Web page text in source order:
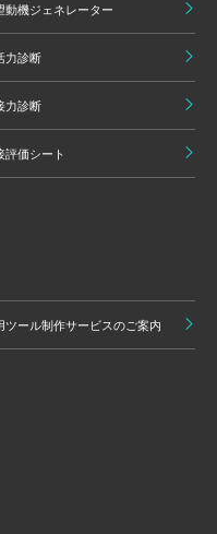
動機ジェネレーター
力診断
力診断
評価シート
ツール制作サービスのご案内